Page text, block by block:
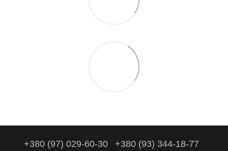
+380 (97) 029-60-30 +380 (93) 344-18-77